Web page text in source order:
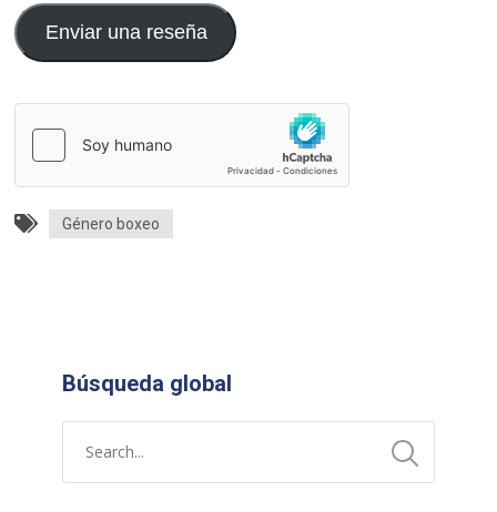
Enviar una reseña
Género boxeo
Búsqueda global